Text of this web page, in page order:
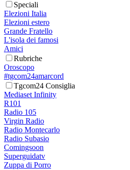
Speciali
Elezioni Italia
Elezioni estero
Grande Fratello
L'isola dei famosi
Amici
Rubriche
Oroscopo
#tgcom24amarcord
Tgcom24 Consiglia
Mediaset Infinity
R101
Radio 105
Virgin Radio
Radio Montecarlo
Radio Subasio
Comingsoon
Superguidatv
Zuppa di Porro